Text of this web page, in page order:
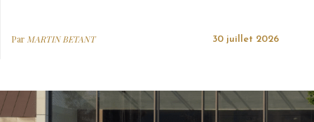
Par MARTIN BETANT 30 juillet 2026